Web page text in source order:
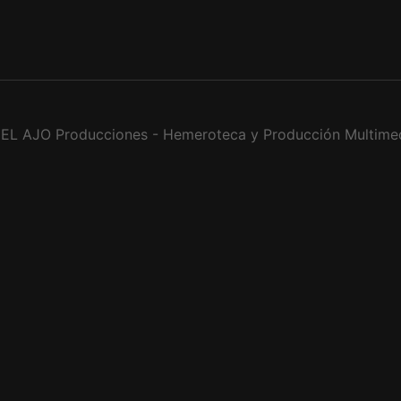
AJO Producciones - Hemeroteca y Producción